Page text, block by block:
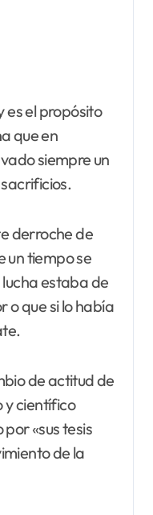
es el propósito
que en
siempre un
derroche de
un tiempo se
estaba de
o que si lo había
de actitud de
y científico
«sus tesis
de la